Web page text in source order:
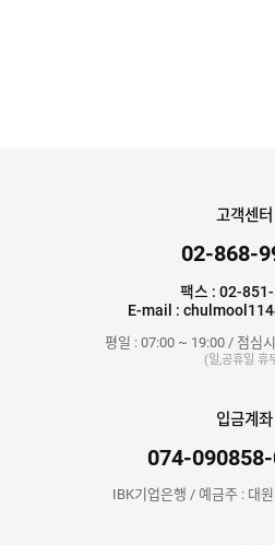
고객센터
02-868-
팩스 : 02-
E-mail :
평일 : 07:00 ~ 19:00 / 점심
(일,공휴일 휴
입금계좌
074-
IBK기업은행 / 예금주 : 대